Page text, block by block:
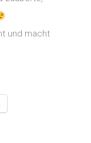
und macht